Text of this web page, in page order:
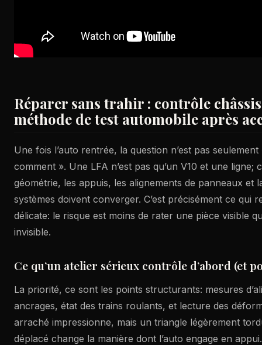
Réparer sans trahir : contrôle
méthode de test automobile après
Une fois l’auto rentrée, la question n’est pas seulement
comment ». Une LFA n’est pas qu’un V10 et une ligne;
géométrie, les appuis, les alignements de panneaux et
systèmes doivent converger. C’est précisément ce qui
délicate: le risque est moins de rater une pièce visible
invisible.
Ce qu’un atelier sérieux contrôle d’abord (et
La priorité, ce sont les points structurants: mesures
ancrages, état des trains roulants, et lecture des
arraché impressionne, mais un triangle légèrement
déplacé change la manière dont l’auto engage en